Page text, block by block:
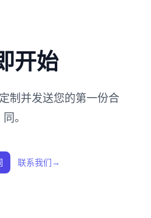
开始
制并发送您的第一份合
同。
联系我们 →